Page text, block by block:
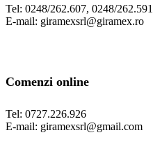
Tel: 0248/262.607, 0248/262.591
E-mail: giramexsrl@giramex.ro
Comenzi online
Tel: 0727.226.926
E-mail: giramexsrl@gmail.com